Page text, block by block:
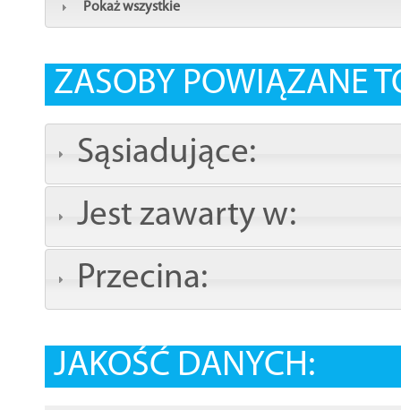
Pokaż wszystkie
ZASOBY POWIĄZANE
Sąsiadujące:
Jest zawarty w:
Przecina:
JAKOŚĆ DANYCH: